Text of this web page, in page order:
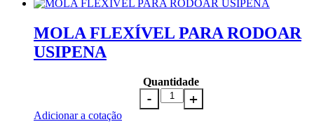
MOLA FLEXÍVEL PARA RODOAR
USIPENA
Quantidade
Adicionar a cotação